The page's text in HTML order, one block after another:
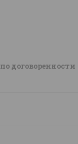
по договоренности